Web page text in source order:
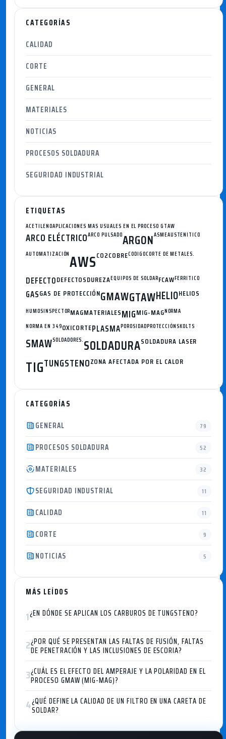
CATEGORÍAS
CALIDAD
CORTE
GENERAL
MATERIALES
NOTICIAS
PROCESOS SOLDADURA
SEGURIDAD INDUSTRIAL
ETIQUETAS
ACETILENOAPLICACIONES MAS USUALES EN EL PROCESO GTAW
ARCO ELÉCTRICOARCO PULSADOARGONASMEAUSTENITICO
AUTOMATIZACIÓNAWSCO2COBRECODIGOCORTE DE METALES.
DEFECTODEFECTOSDUREZAEQUIPOS DE SOLDARFCAWFERRITICO
GASGAS DE PROTECCIÓNGMAWGTAWHELIOHELIOS
HUMOSINSPECTORMAGMATERIALESMIGMIG-MAGNORMA
NORMA EN 349OXICORTEPLASMAPOROSIDADPROTECCIÓNSKOLTS
SMAWSOLDADORES.SOLDADURASOLDADURA LASER
TIGTUNGSTENOZONA AFECTADA POR EL CALOR
CATEGORÍAS
GENERAL
79
PROCESOS SOLDADURA 52
MATERIALES 32
SEGURIDAD INDUSTRIAL 11
CALIDAD 11
CORTE 9
NOTICIAS 5
MÁS LEÍDOS
1¿EN DÓNDE SE APLICAN LOS CARBUROS DE TUNGSTENO?
2¿POR QUÉ SE PRESENTAN LAS FALTAS DE FUSIÓN, FALTAS
DE PENETRACIÓN Y LAS INCLUSIONES DE ESCORIA?
3¿CUÁL ES EL EFECTO DEL AMPERAJE Y LA POLARIDAD EN EL
PROCESO GMAW (MIG-MAG)?
4¿QUÉ DEFINE LA CALIDAD DE UN FILTRO EN UNA CARETA DE
SOLDAR?